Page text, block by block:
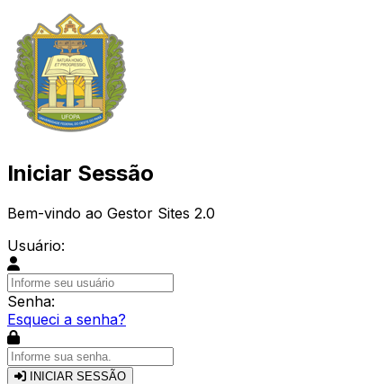
Iniciar Sessão
Bem-vindo ao Gestor Sites 2.0
Usuário:
Senha:
Esqueci a senha?
INICIAR SESSÃO